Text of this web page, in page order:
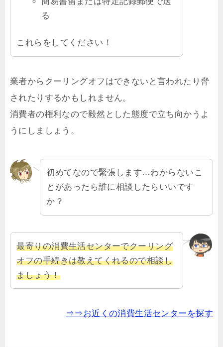
る
これらをしてください！
業者からクーリングオフはできないと言われたり脅
されたりするかもしれません。
消費者の権利なので毅然とした態度で立ち向かうよ
うにしましょう。
初めてなので緊張します…わからないこ
とがあったら誰に相談したらいいです
か？
最寄りの消費生活センターでクーリング
オフの手続きは教えてくれるので相談し
ましょう！
⇒⇒お近くの消費生活センターを探す